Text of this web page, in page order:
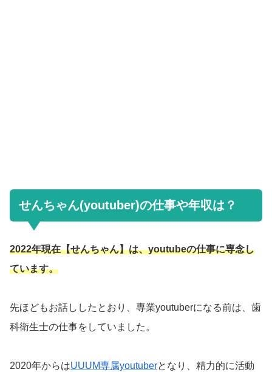
せんちゃん(youtuber)の仕事や年収は？
2022年現在【せんちゃん】は、youtubeの仕事に専念し
ています。
先ほどもお話ししたとおり、専業youtuberになる前は、歯
科衛生士の仕事をしていました。
2020年からはUUUM専属youtuberとなり、精力的に活動